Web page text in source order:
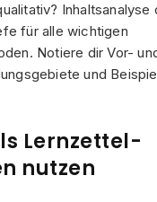
Inhaltsanalyse
für alle wichtigen
Notiere dir Vor-
und
Lernzettel-
nutzen